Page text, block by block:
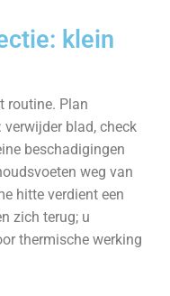
klein
routine. Plan
blad, check
beschadigingen
weg van
hitte verdient een
zich terug; u
thermische werking